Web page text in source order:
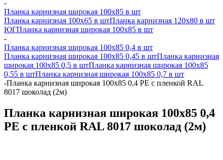
-
Планка карнизная широкая 100х85 в шт
Планка карнизная 100х65 в штПланка карнизная 120х80 в шт
ЮГПланка карнизная широкая 100х85 в шт
-
Планка карнизная широкая 100х85 0,4 в шт
Планка карнизная широкая 100х85 0,45 в штПланка карнизная
широкая 100х85 0,5 в штПланка карнизная широкая 100х85
0,55 в штПланка карнизная широкая 100х85 0,7 в шт
-Планка карнизная широкая 100х85 0,4 PE с пленкой RAL
8017 шоколад (2м)
Планка карнизная широкая 100х85 0,4
PE с пленкой RAL 8017 шоколад (2м)